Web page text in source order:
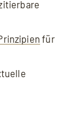
für